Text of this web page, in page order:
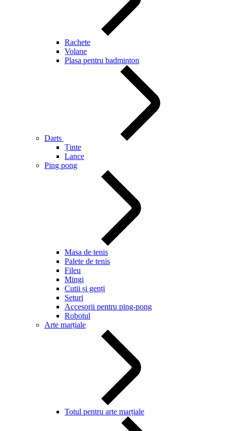
Rachete
Volane
Plasa pentru badminton
Darts
Ținte
Lance
Ping pong
Masa de tenis
Palete de tenis
Fileu
Mingi
Cutii și genți
Seturi
Accesorii pentru ping-pong
Robotul
Arte marțiale
Totul pentru arte marțiale